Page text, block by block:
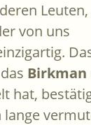
von uns
Birkman
hat,